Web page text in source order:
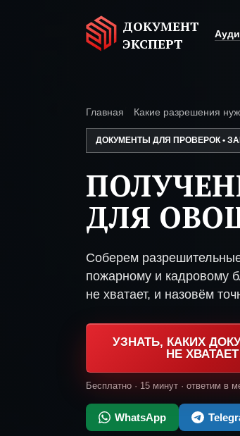
ДОКУМЕНТ
ЭКСПЕРТ
Главная Какие разрешения
ДОКУМЕНТЫ ДЛЯ ПРОВЕРОК •
ДЛЯ
Соберем
пожарному и кадровому
не хватает, и назовём
УЗНАТЬ, КАКИХ
НЕ ХВАТАЕТ
Бесплатно · 15 минут · ответим в
WhatsApp